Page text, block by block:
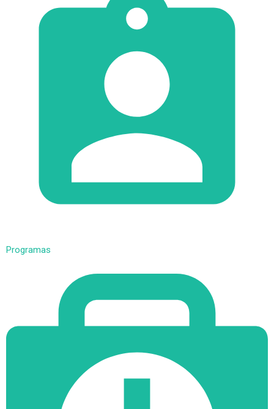
Programas